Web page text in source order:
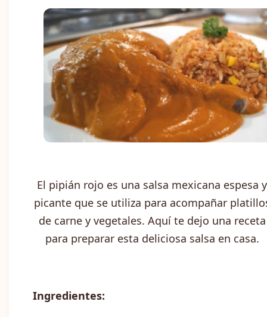
El pipián rojo es una salsa mexicana espesa y
picante que se utiliza para acompañar
de carne y vegetales. Aquí te dejo una receta
para preparar esta deliciosa salsa en casa.
Ingredientes: